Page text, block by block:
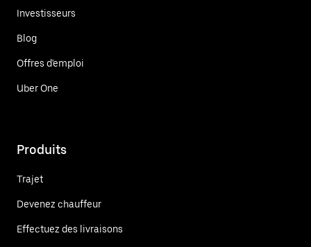
Investisseurs
Blog
Offres d'emploi
Uber One
Produits
Trajet
Devenez chauffeur
Effectuez des livraisons